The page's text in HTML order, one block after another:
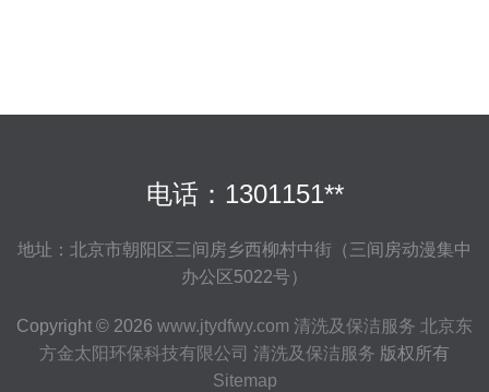
电话：1301151**
地址：北京市朝阳区三间房乡西柳村中街（三间房动漫集中
办公区5022号）
Copyright © 2026 www.jtydfwy.com 清洗及保洁服务 北京东
方金太阳环保科技有限公司 清洗及保洁服务 版权所有
Sitemap